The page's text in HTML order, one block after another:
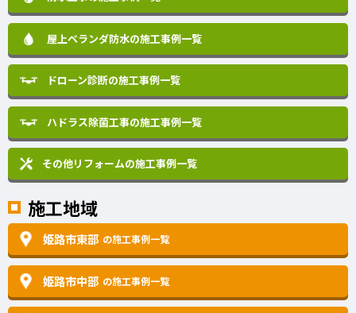
屋上ベランダ防水の施工事例一覧
ドローン診断の施工事例一覧
ハドラス除菌工事の施工事例一覧
その他リフォームの施工事例一覧
施工地域
姫路市東部 の施工事例一覧
姫路市中部 の施工事例一覧